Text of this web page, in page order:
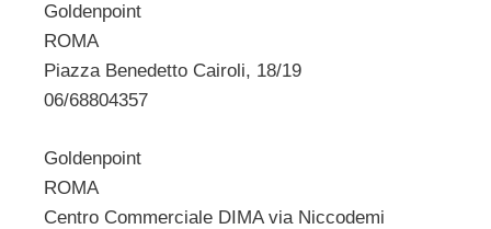
Goldenpoint
ROMA
Piazza Benedetto Cairoli, 18/19
06/68804357
Goldenpoint
ROMA
Centro Commerciale DIMA via Niccodemi